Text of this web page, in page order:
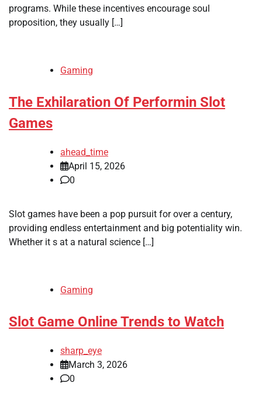
programs. While these incentives encourage soul
proposition, they usually […]
Gaming
The Exhilaration Of Performin Slot
Games
ahead_time
April 15, 2026
0
Slot games have been a pop pursuit for over a century,
providing endless entertainment and big potentiality win.
Whether it s at a natural science […]
Gaming
Slot Game Online Trends to Watch
sharp_eye
March 3, 2026
0